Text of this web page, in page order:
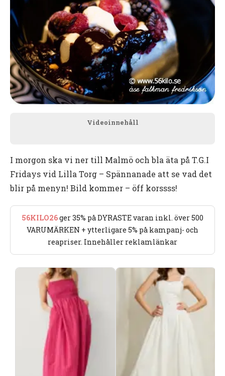
Videoinnehåll
I morgon ska vi ner till Malmö och bla äta på T.G.I
Fridays vid Lilla Torg – Spännanade att se vad det
blir på menyn! Bild kommer – öff korssss!
56KILO26ger 35% på DYRASTE varan inkl. över 500
VARUMÄRKEN + ytterligare 5% på kampanj- och
reapriser. Innehåller reklamlänkar